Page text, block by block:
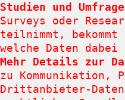
Studien und
Surveys oder
teilnimmt,
welche Daten
Mehr Details zur
zu Kommunikation,
Drittanbieter-